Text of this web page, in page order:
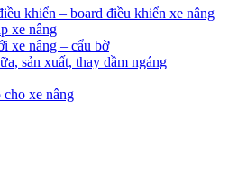
khiển – board điều khiển xe nâng
xe nâng
xe nâng – cẩu bờ
sản xuất, thay dầm ngáng
xe nâng